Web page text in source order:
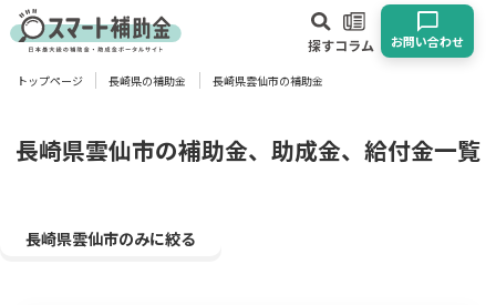
探すコラム お問い合わせ
対象
トップページ 長崎県の補助金 長崎県雲仙市の補助金
長崎県雲仙市の補助金、助成金、給付金一覧
長崎県雲仙市のみに絞る